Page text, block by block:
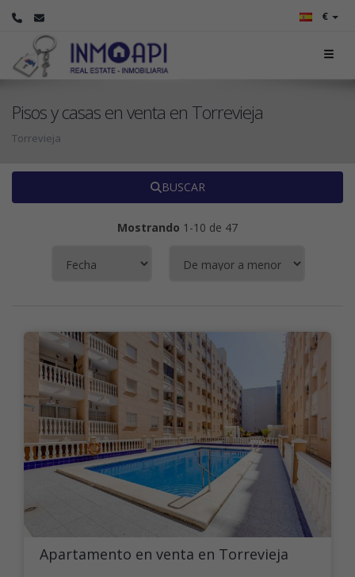
€
Pisos y casas en venta en Torrevieja
Torrevieja
BUSCAR
Mostrando 1-10 de 47
Apartamento en venta en Torrevieja